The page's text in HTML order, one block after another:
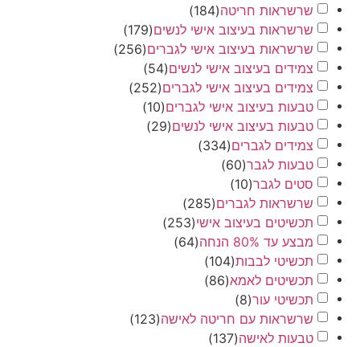
שרשראות חריטה (
184
)
שרשראות בעיצוב אישי לנשים (
179
)
שרשראות בעיצוב אישי לגברים(
256
)
צמידים בעיצוב אישי לנשים (
54
)
צמידים בעיצוב אישי לגברים(
252
)
טבעות בעיצוב אישי לגברים(
10
)
טבעות בעיצוב אישי לנשים (
29
)
צמידים לגברים(
334
)
טבעות לגבר(
60
)
סטים לגבר(
10
)
שרשראות לגברים(
285
)
תכשיטים בעיצוב אישי(
253
)
מבצע עד 80% הנחה
(
64
)
תכשיטי לבבות (
104
)
תכשיטים לאמא(
86
)
תכשיטי עור(
8
)
שרשראות עם חריטה לאישה (
123
)
טבעות לאישה (
137
)